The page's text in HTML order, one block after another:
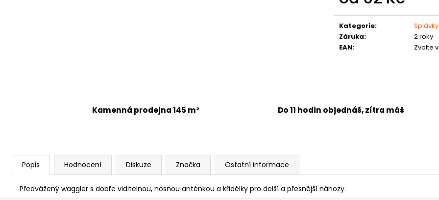
cena:
Kategorie:
Splávky
Záruka:
2 roky
EAN: Zvolte
Kamenná prodejna 145 m² Do 11 hodin objednáš, zítra máš
Popis Hodnocení Diskuze Značka Ostatní informace
Předvážený waggler s dobře viditelnou, nosnou anténkou a křidélky pro delší a přesnější náhozy.